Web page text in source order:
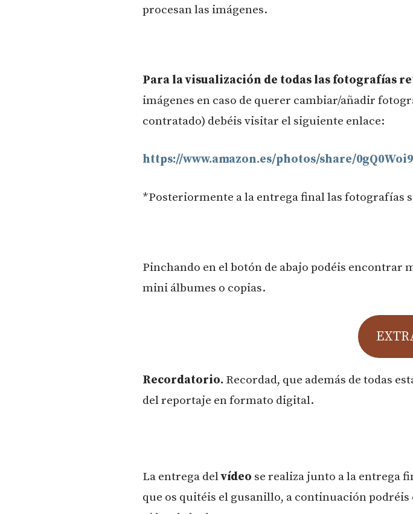
procesan las imágenes.
Para la visualización de todas las fotografías
imágenes en caso de querer cambiar/añadir
contratado) debéis visitar el siguiente enlace:
https://www.amazon.es/photos/share/
*Posteriormente a la entrega final las fotografías
Pinchando en el botón de abajo podéis encontrar
mini álbumes o copias.
Recordatorio. Recordad, que además de todas
del reportaje en formato digital.
La entrega delvídeo se realiza junto a la entrega
que os quitéis el gusanillo, a continuación